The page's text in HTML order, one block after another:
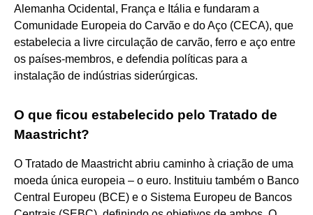
Alemanha Ocidental, França e Itália e fundaram a
Comunidade Europeia do Carvão e do Aço (CECA), que
estabelecia a livre circulação de carvão, ferro e aço entre
os países-membros, e defendia políticas para a
instalação de indústrias siderúrgicas.
O que ficou estabelecido pelo Tratado de
Maastricht?
O Tratado de Maastricht abriu caminho à criação de uma
moeda única europeia – o euro. Instituiu também o Banco
Central Europeu (BCE) e o Sistema Europeu de Bancos